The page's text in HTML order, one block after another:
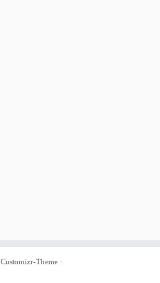
Customizr-Theme ·